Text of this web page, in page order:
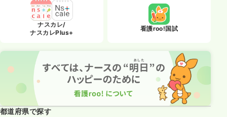
ナスカレ/
ナスカレPlus+
看護roo!国試
都道府県で探す